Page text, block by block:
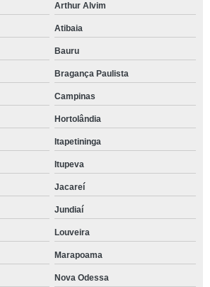
Arthur Alvim
Atibaia
Bauru
Bragança Paulista
Campinas
Hortolândia
Itapetininga
Itupeva
Jacareí
Jundiaí
Louveira
Marapoama
Nova Odessa